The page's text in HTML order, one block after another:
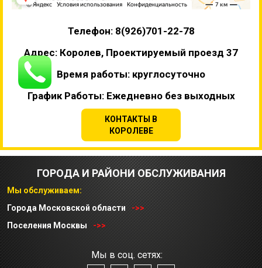
Телефон: 8(926)701-22-78
Адрес: Королев, Проектируемый проезд 37
Время работы: круглосуточно
График Работы: Ежедневно без выходных
КОНТАКТЫ В
КОРОЛЕВЕ
ГОРОДА И РАЙОНИ ОБСЛУЖИВАНИЯ
Мы обслуживаем:
Города Московской области
->>
Поселения Москвы
->>
Мы в соц. сетях: